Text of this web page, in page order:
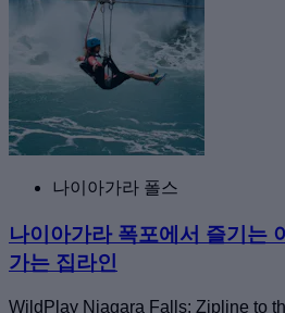
나이아가라 폴스
나이아가라 폭포에서 즐기는
가는 집라인
WildPlay Niagara Falls: Zipline to